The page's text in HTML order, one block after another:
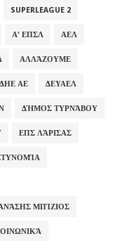
SUPERLEAGUE 2
Α' ΕΠΣΛ ΑΕΛ
ΑΛΛΆΖΟΥΜΕ
ΑΕ ΔΕΥΑΕΛ
ΔΉΜΟΣ ΤΥΡΝΆΒΟΥ
ΕΠΣ ΛΆΡΙΣΑΣ
ΜΠΊΖΙΟΣ